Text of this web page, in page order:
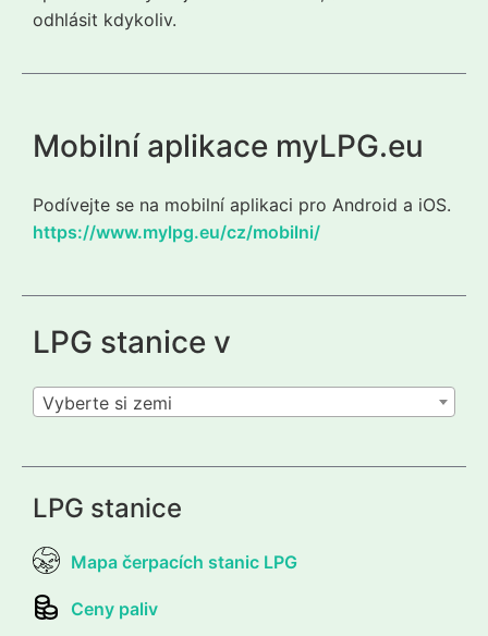
odhlásit kdykoliv.
Mobilní aplikace myLPG.eu
Podívejte se na mobilní aplikaci pro Android a iOS.
https://www.mylpg.eu/cz/mobilni/
LPG stanice v
Vyberte si zemi
LPG stanice
Mapa čerpacích stanic LPG
Ceny paliv